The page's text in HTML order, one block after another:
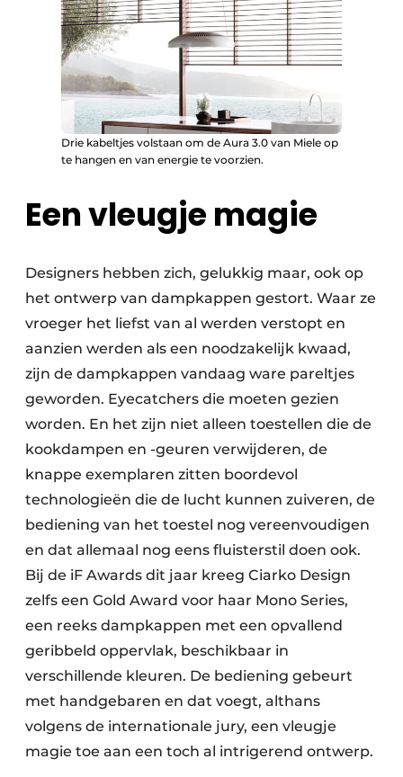
Drie kabeltjes volstaan om de Aura 3.0 van Miele op
te hangen en van energie te voorzien.
Een vleugje magie
Designers hebben zich, gelukkig maar, ook op
het ontwerp van dampkappen gestort. Waar ze
vroeger het liefst van al werden verstopt en
aanzien werden als een noodzakelijk kwaad,
zijn de dampkappen vandaag ware pareltjes
geworden. Eyecatchers die moeten gezien
worden. En het zijn niet alleen toestellen die de
kookdampen en -geuren verwijderen, de
knappe exemplaren zitten boordevol
technologieën die de lucht kunnen zuiveren, de
bediening van het toestel nog vereenvoudigen
en dat allemaal nog eens fluisterstil doen ook.
Bij de iF Awards dit jaar kreeg Ciarko Design
zelfs een Gold Award voor haar Mono Series,
een reeks dampkappen met een opvallend
geribbeld oppervlak, beschikbaar in
verschillende kleuren. De bediening gebeurt
met handgebaren en dat voegt, althans
volgens de internationale jury, een vleugje
magie toe aan een toch al intrigerend ontwerp.